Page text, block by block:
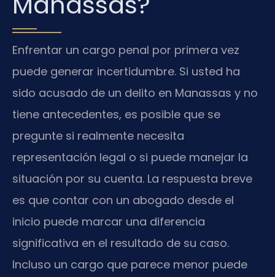
Enfrentar un cargo penal por primera vez
puede generar incertidumbre. Si usted ha
sido acusado de un delito en Manassas y no
tiene antecedentes, es posible que se
pregunte si realmente necesita
representación legal o si puede manejar la
situación por su cuenta. La respuesta breve
es que contar con un abogado desde el
inicio puede marcar una diferencia
significativa en el resultado de su caso.
Incluso un cargo que parece menor puede